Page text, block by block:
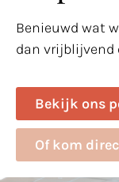
Benieuwd wat
dan vrijblijvend
Bekijk ons
Of kom